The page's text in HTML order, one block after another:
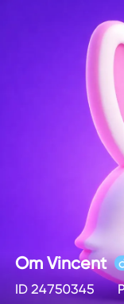
Om Vincent
ID 24750345